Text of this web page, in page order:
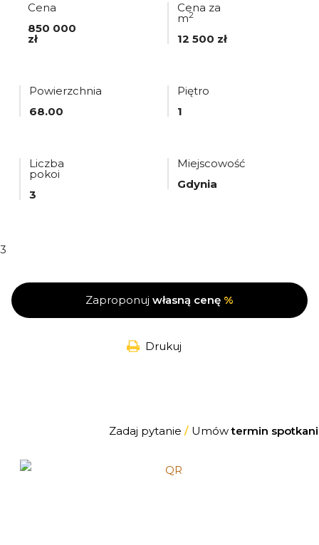
Cena
850 000
zł
Cena za
m2
12 500 zł
Powierzchnia
68.00
Piętro
1
Liczba
pokoi
3
Miejscowość
Gdynia
3
Zaproponuj własną cenę %
Drukuj
Zadaj pytanie /Umówtermin